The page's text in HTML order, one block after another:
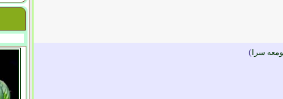
سرا)